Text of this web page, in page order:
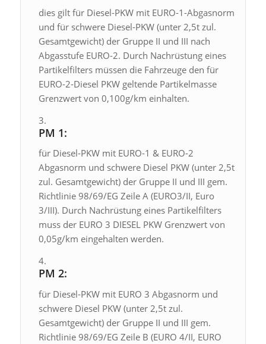
dies gilt für Diesel-PKW mit EURO-1-Abgasnorm
und für schwere Diesel-PKW (unter 2,5t zul.
Gesamtgewicht) der Gruppe II und III nach
Abgasstufe EURO-2. Durch Nachrüstung eines
Partikelfilters müssen die Fahrzeuge den für
EURO-2-Diesel PKW geltende Partikelmasse
Grenzwert von 0,100g/km einhalten.
PM 1:
für Diesel-PKW mit EURO-1 & EURO-2
Abgasnorm und schwere Diesel PKW (unter 2,5t
zul. Gesamtgewicht) der Gruppe II und III gem.
Richtlinie 98/69/EG Zeile A (EURO3/II, Euro
3/III). Durch Nachrüstung eines Partikelfilters
muss der EURO 3 DIESEL PKW Grenzwert von
0,05g/km eingehalten werden.
PM 2:
für Diesel-PKW mit EURO 3 Abgasnorm und
schwere Diesel PKW (unter 2,5t zul.
Gesamtgewicht) der Gruppe II und III gem.
Richtlinie 98/69/EG Zeile B (EURO 4/II, EURO